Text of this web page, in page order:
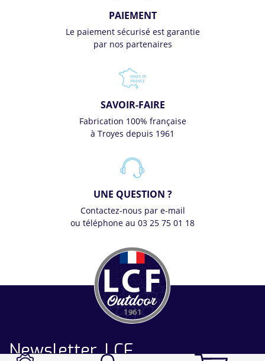
PAIEMENT
Le paiement sécurisé est garantie
par nos partenaires
SAVOIR-FAIRE
Fabrication 100% française
à Troyes depuis 1961
UNE QUESTION ?
Contactez-nous par e-mail
ou téléphone au 03 25 75 01 18
Newsletter LCF